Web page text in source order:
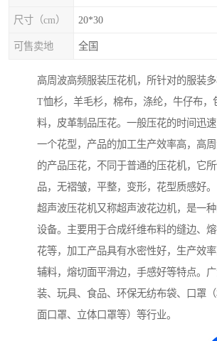
尺寸（cm） 20*30
可售卖地 全国
高周波高频服装压花机，所针对的服装
T恤杉，羊毛杉，棉布，涤纶，牛仔布，
料，皮革制品压花。一般压花的时间迅
一个花型，产品的加工生产效率高，高
的产品压花，不同于普通的压花机，它
品，无褶皱，平整，变形，花型质感好。
超声波压花机又称超声波花边机，是一
设备。主要用于合成纤维布料的缝边、
花等，加工产品具有水密性好，生产效
辅料，熔切面平滑边，手感好等特点。
装、玩具、食品、环保无纺布袋、口罩
面口罩、立体口罩等）等行业。